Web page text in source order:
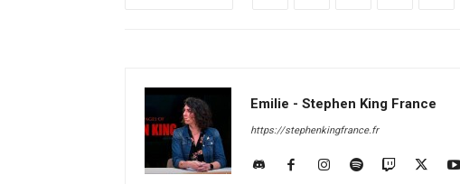
Emilie - Stephen King France
https://stephenkingfrance.fr